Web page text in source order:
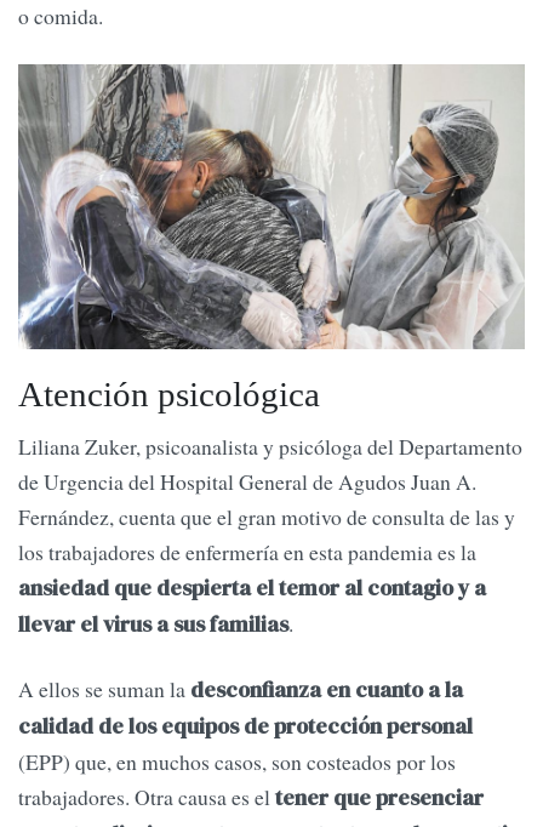
o comida.
Atención psicológica
Liliana Zuker, psicoanalista y psicóloga del Departamento
de Urgencia del Hospital General de Agudos Juan A.
Fernández, cuenta que el gran motivo de consulta de las y
los trabajadores de enfermería en esta pandemia es la
ansiedad que despierta el temor al contagio y a
llevar el virus a sus familias.
A ellos se suman la desconfianza en cuanto a la
calidad de los equipos de protección personal
(EPP) que, en muchos casos, son costeados por los
trabajadores. Otra causa es eltener que presenciar